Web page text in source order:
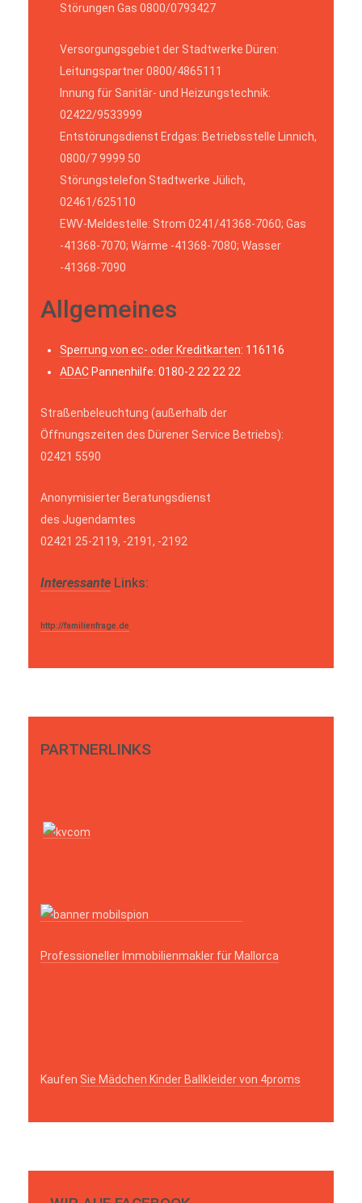
Störungen Gas 0800/0793427
Versorgungsgebiet der Stadtwerke Düren:
Leitungspartner 0800/4865111
Innung für Sanitär- und Heizungstechnik:
02422/9533999
Entstörungsdienst Erdgas: Betriebsstelle Linnich,
0800/7 9999 50
Störungstelefon Stadtwerke Jülich,
02461/625110
EWV-Meldestelle: Strom 0241/41368-7060; Gas
-41368-7070; Wärme -41368-7080; Wasser
-41368-7090
Allgemeines
Sperrung von ec- oder Kreditkarten: 116116
ADAC Pannenhilfe: 0180-2 22 22 22
Straßenbeleuchtung (außerhalb der
Öffnungszeiten des Dürener Service Betriebs):
02421 5590
Anonymisierter Beratungsdienst
des Jugendamtes
02421 25-2119, -2191, -2192
Interessante Links:
http://familienfrage.de
PARTNERLINKS
Professioneller Immobilienmakler für Mallorca
Kaufen Sie Mädchen Kinder Ballkleider von 4proms